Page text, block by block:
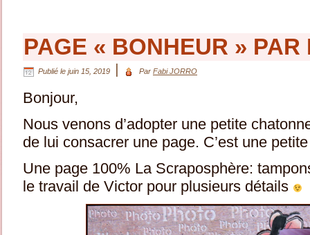
PAGE « BONHEUR »
Publié le juin 15, 2019 Par Fabi JORRO
Bonjour,
Nous venons d’adopter une petite
de lui consacrer une page. C’est une
Une page 100% La Scraposphère:
le travail de Victor pour plusieurs détails